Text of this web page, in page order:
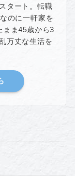
タート。転職
のに一軒家を
まま45歳から3
万丈な生活を